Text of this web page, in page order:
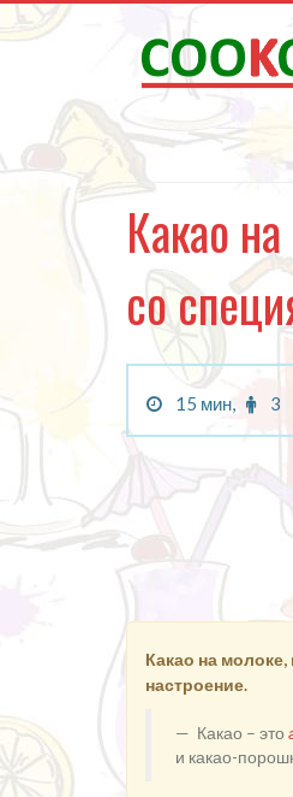
Какао
со
15 мин, 3
Какао на
настроение.
Какао – это
и какао-